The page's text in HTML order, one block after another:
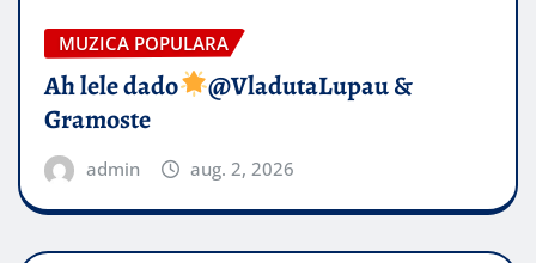
MUZICA POPULARA
Ah lele dado​
@VladutaLupau &
Gramoste
admin aug. 2, 2026